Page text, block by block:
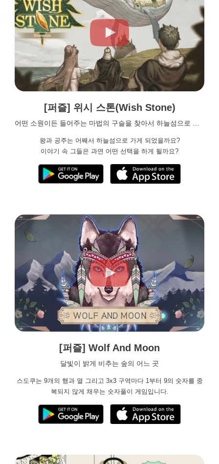
[퍼즐] 위시 스톤(Wish Stone)
왕과 공주는 어째서 하늘섬으로 가게 되었을까요?
이야기 속 그들은 과연 어떤 선택을 하게 될까요?
[퍼즐] Wolf And Moon
달빛이 밝게 비추는 숲의 어느 곳
스도쿠는 9개의 행과 열 그리고 3x3 구역마다 1부터 9의 숫자를 중
복되지 않게 채우는 숫자풀이 게임입니다.